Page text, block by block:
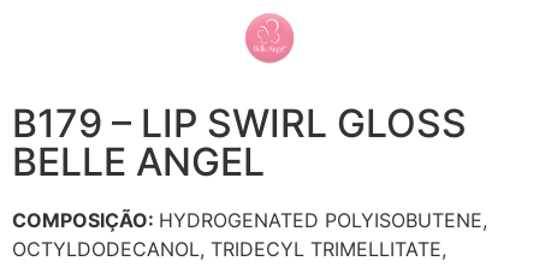
B179 – LIP SWIRL GLOSS
BELLE ANGEL
COMPOSIÇÃO: HYDROGENATED POLYISOBUTENE,
OCTYLDODECANOL, TRIDECYL TRIMELLITATE,